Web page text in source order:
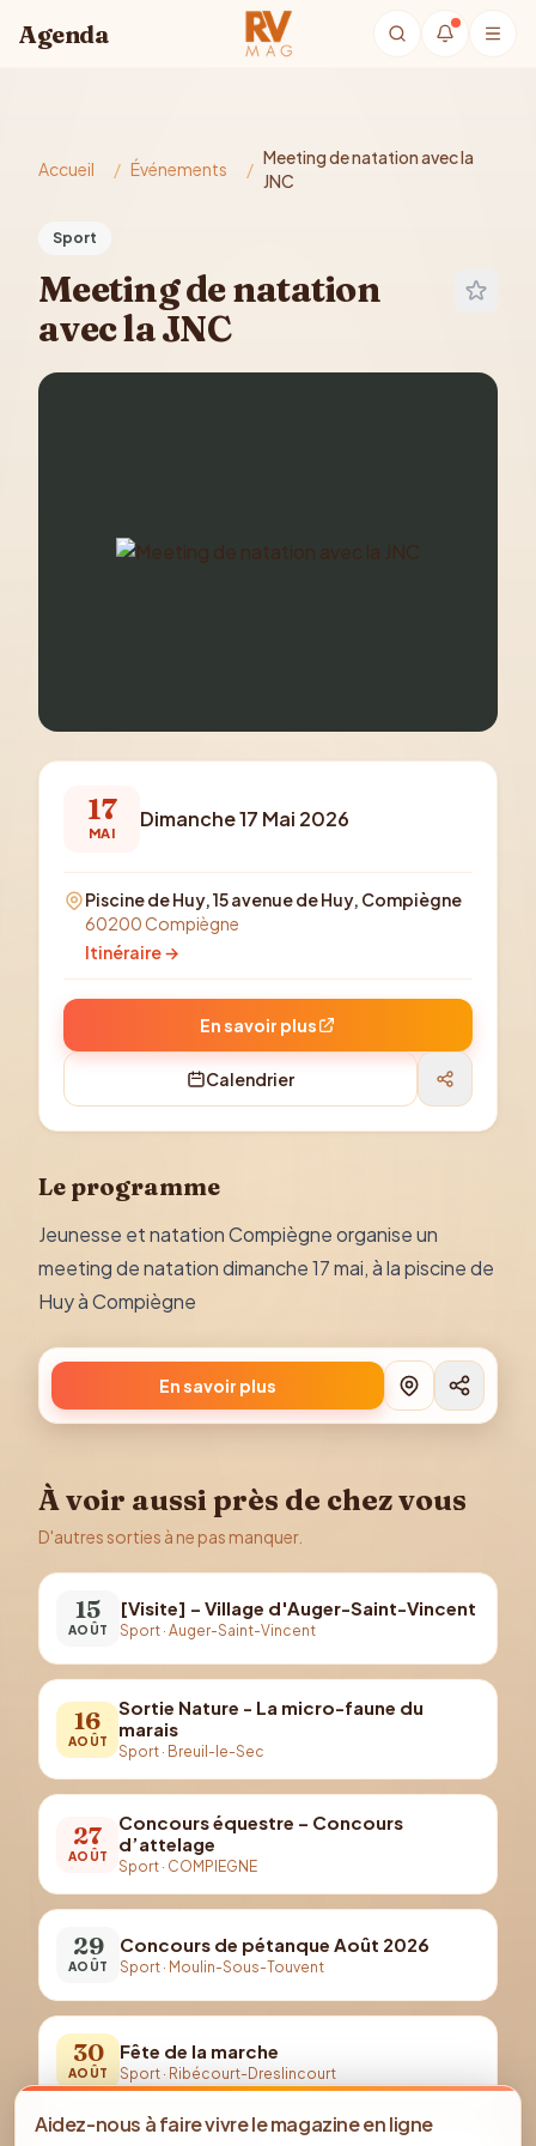
Agenda
Accueil / Événements /
Meeting de natation avec la
JNC
Sport
Meeting de natation
avec la JNC
17
MAI
Dimanche 17 Mai 2026
Piscine de Huy, 15 avenue de Huy, Compiègne
60200 Compiègne
Itinéraire →
En savoir plus
Calendrier
Le programme
Jeunesse et natation Compiègne organise un
meeting de natation dimanche 17 mai, à la piscine de
Huy à Compiègne
En savoir plus
À voir aussi près de chez vous
D'autres sorties à ne pas manquer.
15
AOÛT
[Visite] – Village d'Auger-Saint-Vincent
Sport · Auger-Saint-Vincent
16
AOÛT
Sortie Nature - La micro-faune du
marais
Sport · Breuil-le-Sec
27
AOÛT
Concours équestre – Concours
d’attelage
Sport · COMPIEGNE
29
AOÛT
Concours de pétanque Août 2026
Sport · Moulin-Sous-Touvent
30
AOÛT
Fête de la marche
Sport · Ribécourt-Dreslincourt
Aidez-nous à faire vivre le magazine en ligne